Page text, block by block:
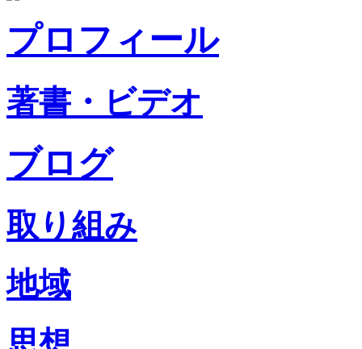
プロフィール
著書・ビデオ
ブログ
取り組み
地域